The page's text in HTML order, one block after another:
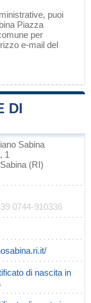
puoi
Piazza
per
e-mail del
DI
Sabina
1
(RI)
0744-910336
di nascita in